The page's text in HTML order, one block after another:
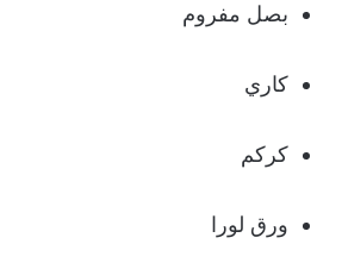
بصل مفروم
كاري
كركم
ورق لورا